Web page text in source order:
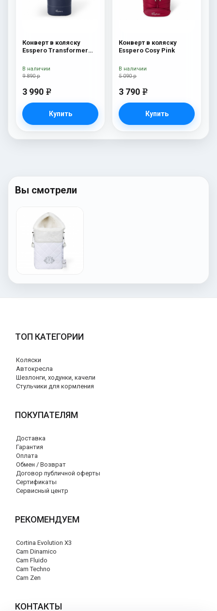
Конверт в коляску
Esspero Transformer
100% шерсть) Navy
9 890 р
3 990 e
Купить
В наличии
Конверт в коляску
Esspero Cosy Pink
5 090 р
3 790 e
Купить
В наличии
Вы смотрели
ТОП КАТЕГОРИИ
Коляски
Автокресла
Шезлонги, ходунки, качели
Стульчики для кормления
ПОКУПАТЕЛЯМ
Доставка
Гарантия
Оплата
Обмен / Возврат
Договор публичной оферты
Сертификаты
Сервисный центр
РЕКОМЕНДУЕМ
Cortina Evolution X3
Cam Dinamico
Cam Fluido
Cam Techno
Cam Zen
КОНТАКТЫ